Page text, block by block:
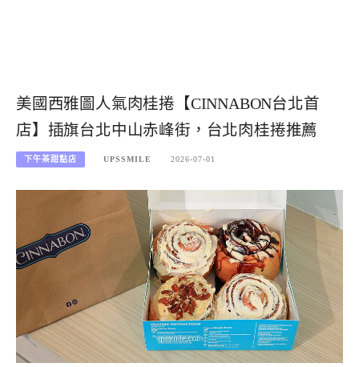
美國西雅圖人氣肉桂捲【CINNABON台北首
店】插旗台北中山赤峰街，台北肉桂捲推薦
下午茶甜點店 UPSSMILE 2026-07-01